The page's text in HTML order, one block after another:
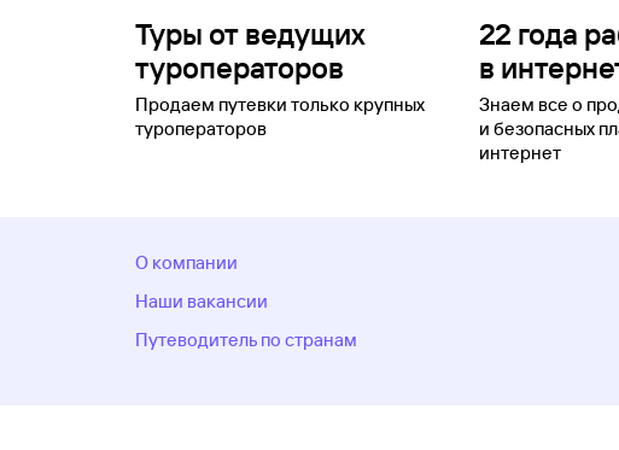
Туры от ведущих
туроператоров
Продаем путевки только крупных
туроператоров
22 года
в
Знаем все о
и безопасных
интернет
О компании
Наши вакансии
Путеводитель по странам